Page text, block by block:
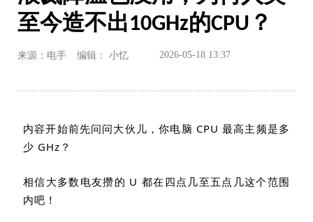
至今造不出10GHz的CPU？
来源：电手 编辑： 小忆 2026-05-18 13:37
内容开始前先问问大伙儿，你电脑 CPU最高主频是多
少 GHz ？
相信大多数电友攒的 U 都在四点几至五点几这个范围
内吧！